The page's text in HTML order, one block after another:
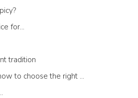
for...
tradition
Parmigiano Reggiano: how to choose the right one